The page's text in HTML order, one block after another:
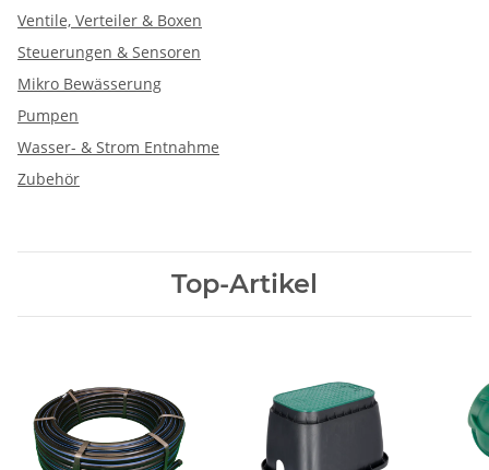
Ventile, Verteiler & Boxen
Steuerungen & Sensoren
Mikro Bewässerung
Pumpen
Wasser- & Strom Entnahme
Zubehör
Top-Artikel